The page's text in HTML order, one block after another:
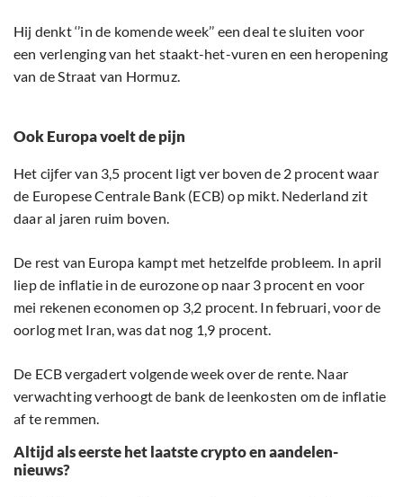
Hij denkt ‘’in de komende week’’ een deal te sluiten voor
een verlenging van het staakt-het-vuren en een heropening
van de Straat van Hormuz.
Ook Europa voelt de pijn
Het cijfer van 3,5 procent ligt ver boven de 2 procent waar
de Europese Centrale Bank (ECB) op mikt. Nederland zit
daar al jaren ruim boven.
De rest van Europa kampt met hetzelfde probleem. In april
liep de inflatie in de eurozone op naar 3 procent en voor
mei rekenen economen op 3,2 procent. In februari, voor de
oorlog met Iran, was dat nog 1,9 procent.
De ECB vergadert volgende week over de rente. Naar
verwachting verhoogt de bank de leenkosten om de inflatie
af te remmen.
Altijd als eerste het laatste crypto en aandelen-
nieuws?